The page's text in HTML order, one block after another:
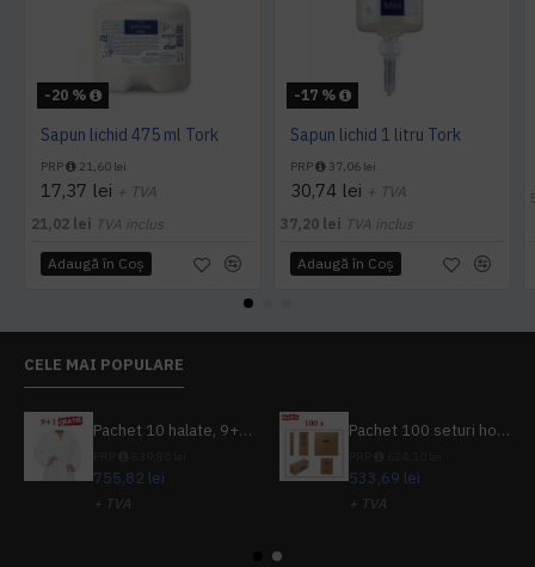
-20 %
Sapun lichid 475 ml Tork
PRP 21,60 lei
17,37 lei + TVA
21,02 lei TVA inclus
Adaugă în Coş
-17 %
Sapun lichid 1 litru Tork
PRP 37,06 lei
30,74 lei + TVA
37,20 lei TVA inclus
Adaugă în Coş
CELE MAI POPULARE
Pachet 10 halate, 9+1 gratuit
755,82 lei
+ TVA
Pachet 100 seturi hoteliere, set dentar, set barbierit, casca de dus, pila unghii, set cusut
533,69 lei
+ TVA